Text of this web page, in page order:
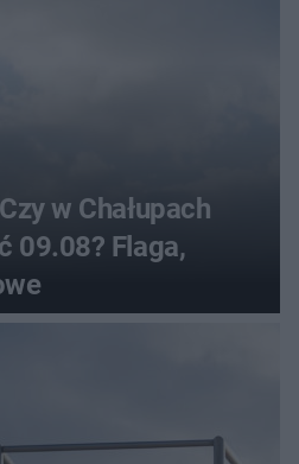
w Chałupach
09.08? Flaga,